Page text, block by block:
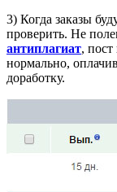
3) Когда заказы
проверить. Не
антиплагиат,
нормально,
доработку.